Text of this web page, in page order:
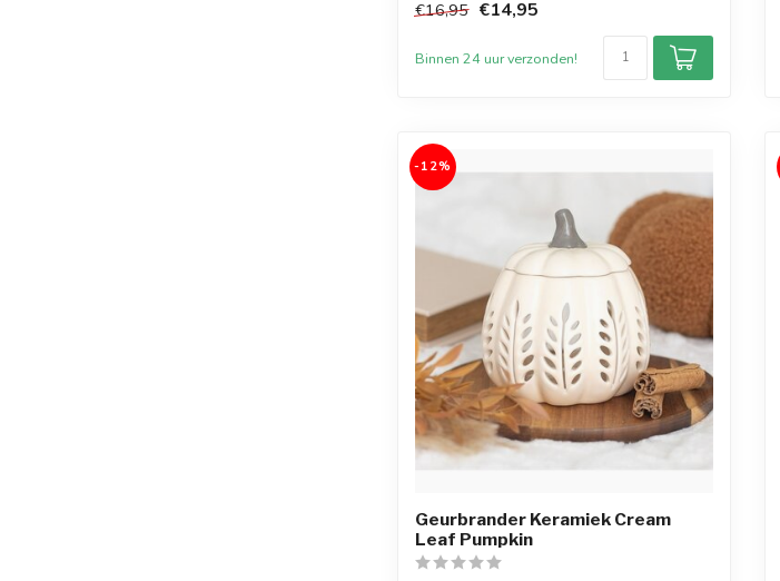
€16,95 €14,95
Binnen 24 uur verzonden!
-12%
Geurbrander Keramiek Cream
Leaf Pumpkin